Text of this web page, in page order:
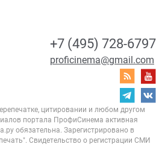
+7 (495) 728-6797
proficinema@gmail.com
цитировании и любом другом
портала ПрофиСинема активная
обязательна. Зарегистрировано в
Свидетельство о регистрации СМИ